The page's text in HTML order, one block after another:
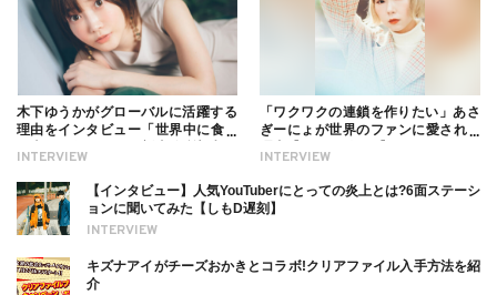
INTERVIEW
木下ゆうかがグローバルに活躍する
理由をインタビュー「世界中に食べ
ついても
INTERVIEW
「ワクワクの連鎖を作りたい」あさ
ぎーにょが世界のファンに愛される
INTERVIEW
【インタビュー】人気YouTuberにとっての炎上とは?6面ステーシ
ョンに聞いてみた【しもD遅刻】
キズナアイがチーズおかきとコラボ!クリアファイル入手方法を紹
介